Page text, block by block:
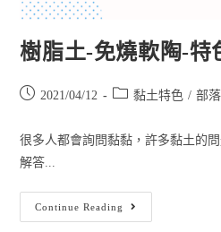
樹脂土-免燒軟陶-特
2021/04/12 黏土特色 / 部
很多人都會詢問黏黏，許多黏土的
解答...
Continue Reading